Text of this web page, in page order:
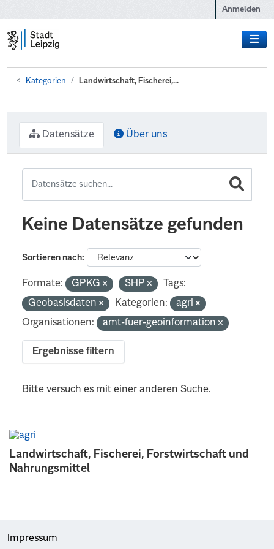
Anmelden
Kategorien Landwirtschaft, Fischerei,...
Landwirtschaft, Fischerei, Forstwirtschaft und
Nahrungsmittel
Datensätze Über uns
Keine Datensätze gefunden
Sortieren nach
Formate: GPKG SHP
Tags:
Geobasisdaten
Kategorien:
agri
Organisationen:
amt-fuer-geoinformation
Ergebnisse filtern
Bitte versuch es mit einer anderen Suche.
Impressum